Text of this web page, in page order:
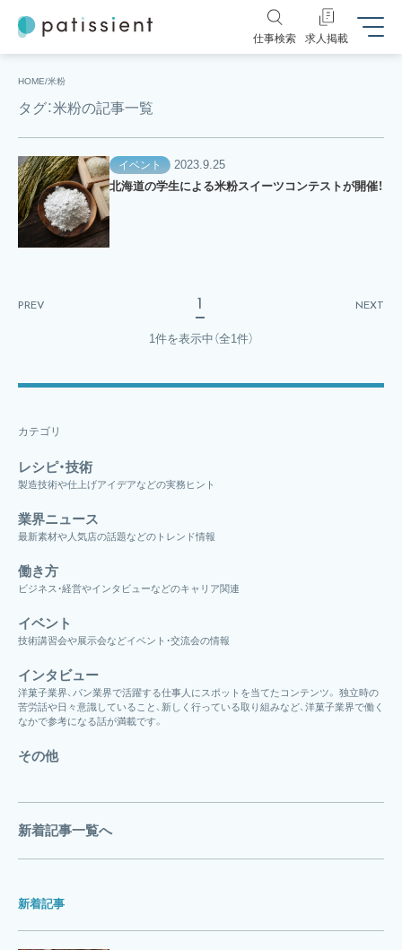
仕事検索 求人掲載
HOME 米粉
タグ：米粉の記事一覧
イベント
2023.9.25
北海道の学生による米粉スイーツコンテストが開催！
PREV 1 NEXT
1件を表示中 （全1件）
カテゴリ
レシピ・技術
製造技術や仕上げアイデアなどの実務ヒント
業界ニュース
最新素材や人気店の話題などのトレンド情報
働き方
ビジネス・経営やインタビューなどのキャリア関連
イベント
技術講習会や展示会などイベント・交流会の情報
インタビュー
洋菓子業界、パン業界で活躍する仕事人にスポットを当てたコンテンツ。 独立時の
苦労話や日々意識していること、新しく行っている取り組みなど、洋菓子業界で働く
なかで参考になる話が満載です。
その他
新着記事一覧へ
新着記事